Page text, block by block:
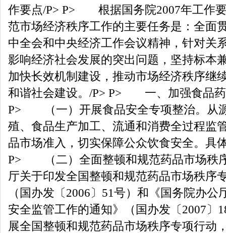
作要点/P> P> 根据国务院2007年工作
范市场经济秩序工作的主要任务是：全面
中全会和中央经济工作会议精神，针对关
影响经济社会发展的突出问题，坚持标本
加快长效机制建设，推动市场经济秩序继
和谐社会建设。/P> P> 一、加强食品药
P> （一）开展食品安全专项整治。从
殖、食品生产加工、流通和消费全过程监
品市场准入，切实保障公众饮食安全。具
P> （二）全面整顿和规范药品市场秩
厅关于印发全国整顿和规范药品市场秩序
（国办发〔2006〕51号）和《国务院办
安全监管工作的通知》（国办发〔2007〕
展全国整顿和规范药品市场秩序专项行动